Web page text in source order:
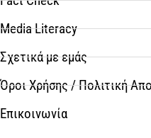
Media Literacy
Σχετικά με εμάς
Όροι Χρήσης / Πολιτική
Επικοινωνία